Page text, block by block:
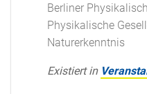
Berliner
Physikalische
Naturerkenntnis
Existiert in